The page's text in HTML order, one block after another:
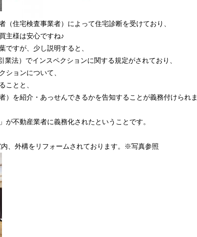
住宅検査事業者）によって住宅診断を受けており、
主様は安心ですね♪
ですが、少し説明すると、
法）でインスペクションに関する規定がされており、
ションについて、
ことと、
）を紹介・あっせんできるかを告知することが義務付けられま
不動産業者に義務化されたということです。
、外構をリフォームされております。※写真参照